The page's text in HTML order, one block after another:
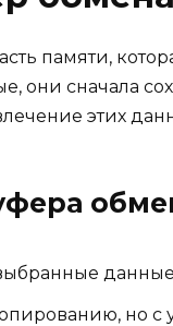
памяти,
они сначала
этих
но с